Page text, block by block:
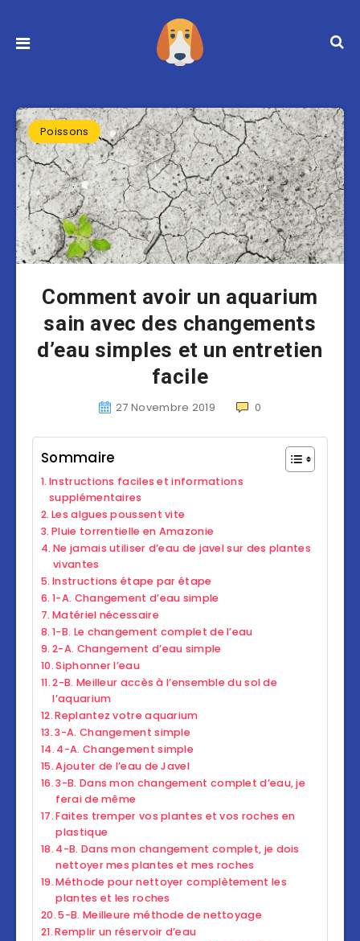
Poissons
Comment avoir un aquarium
sain avec des changements
d’eau simples et un entretien
facile
27 Novembre 2019 0
Sommaire
Instructions faciles et informations
supplémentaires
Les algues poussent vite
Pluie torrentielle en Amazonie
Ne jamais utiliser d’eau de javel sur des plantes
vivantes
Instructions étape par étape
1-A. Changement d’eau simple
Matériel nécessaire
1-B. Le changement complet de l’eau
2-A. Changement d’eau simple
Siphonner l’eau
2-B. Meilleur accès à l’ensemble du sol de
l’aquarium
Replantez votre aquarium
3-A. Changement simple
4-A. Changement simple
Ajouter de l’eau de Javel
3-B. Dans mon changement complet d’eau, je
ferai de même
Faites tremper vos plantes et vos roches en
plastique
4-B. Dans mon changement complet, je dois
nettoyer mes plantes et mes roches
Méthode pour nettoyer complètement les
plantes et les roches
5-B. Meilleure méthode de nettoyage
Remplir un réservoir d’eau